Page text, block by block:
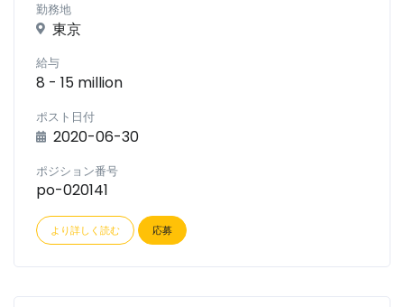
勤務地
東京
給与
8 - 15 million
ポスト日付
2020-06-30
ポジション番号
po-020141
より詳しく読む 応募